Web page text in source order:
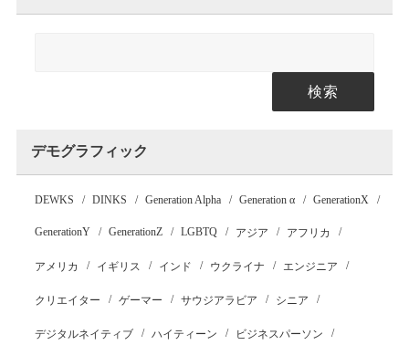
検索
デモグラフィック
DEWKS DINKS Generation Alpha Generation α GenerationX
GenerationY GenerationZ LGBTQ アジア アフリカ
アメリカ イギリス インド ウクライナ エンジニア
クリエイター ゲーマー サウジアラビア シニア
デジタルネイティブ ハイティーン ビジネスパーソン